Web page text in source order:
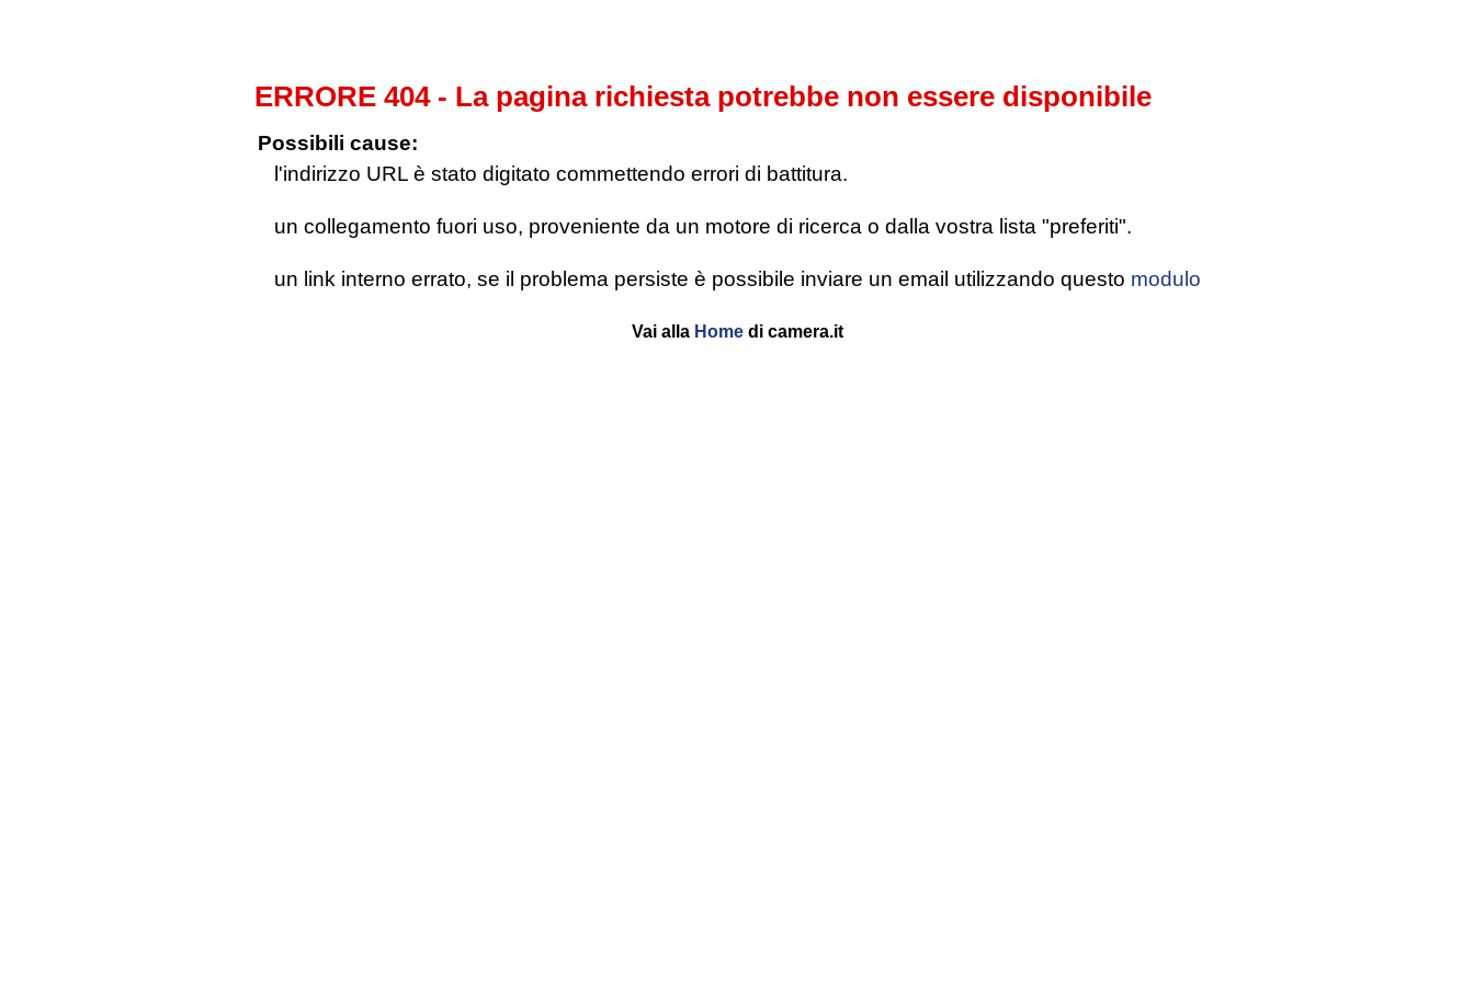
ERRORE 404 - La pagina richiesta potrebbe non essere disponibile
Possibili cause:
l'indirizzo URL è stato digitato commettendo errori di battitura.
un collegamento fuori uso, proveniente da un motore di ricerca o dalla vostra lista "preferiti".
un link interno errato, se il problema persiste è possibile inviare un email utilizzando questo modulo
Vai alla Homedi camera.it